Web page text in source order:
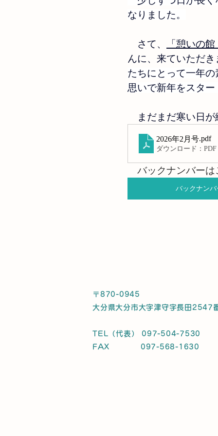
なりました。
さて、
「憩いの
んに、来ていただ
たちにとって一年
思いで新年をスタ
まだまだ寒い日が
2026年2月号.pdf
ダウンロード：PDF
バックナンバーは
バックナンバ
〒870-0945
大分県大分市大字津守字長田2547
TEL（代表） 097-504-7530
FAX 097-568-1630